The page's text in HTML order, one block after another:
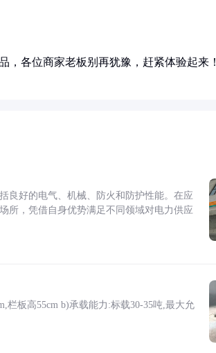
，各位商家老板别再犹豫，赶紧体验起来！
良好的电气、机械、防火和防护性能。在应
所，凭借自身优势满足不同领域对电力供应
栏板高55cm b)承载能力:标载30-35吨,最大允